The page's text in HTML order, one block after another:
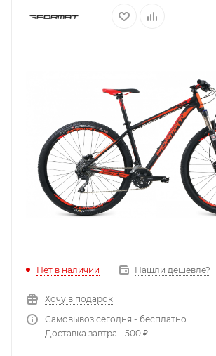
Нет в наличии Нашли дешевле?
Хочу в подарок
Самовывоз сегодня - бесплатно
Доставка завтра - 500 ₽